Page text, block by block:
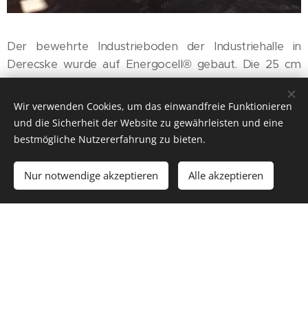
Der bewehrte Industrieboden der Industriehalle in
Derecske wurde auf Energocell® gebaut. Die 25 cm
verdichtete Schaumglasschicht sorgt für die
ausreichende Wärmedämmung des Bodens. Das
Einarbeiten des Materials erfolgte mit einer
Rüttelplatte und einer 800-kg-Handwalze.
Wir verwenden Cookies, um das einwandfreie Funktionieren
und die Sicherheit der Website zu gewährleisten und eine
bestmögliche Nutzererfahrung zu bieten.
Nur notwendige akzeptieren Alle akzeptieren